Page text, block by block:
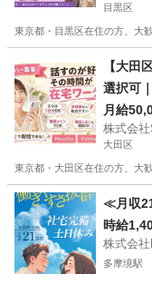
目黒区
東京都・目黒区在住の方、大
その他
【大田
選択可
月給
株式会
大田区
東京都・大田区在住の方、大
東京 大田区 その他
≪月収
時給
株式会
多摩境駅